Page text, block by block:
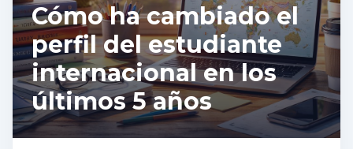
Cómo ha cambiado el
perfil del estudiante
internacional en los
últimos 5 años